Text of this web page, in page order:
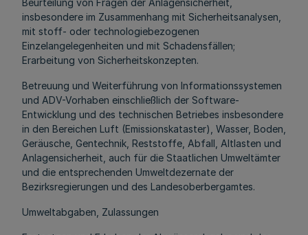
Beurteilung von Fragen der Anlagensicherheit,
insbesondere im Zusammenhang mit Sicherheitsanalysen,
mit stoff- oder technologiebezogenen
Einzelangelegenheiten und mit Schadensfällen;
Erarbeitung von Sicherheitskonzepten.
Betreuung und Weiterführung von Informationssystemen
und ADV-Vorhaben einschließlich der Software-
Entwicklung und des technischen Betriebes insbesondere
in den Bereichen Luft (Emissionskataster), Wasser, Boden,
Geräusche, Gentechnik, Reststoffe, Abfall, Altlasten und
Anlagensicherheit, auch für die Staatlichen Umweltämter
und die entsprechenden Umweltdezernate der
Bezirksregierungen und des Landesoberbergamtes.
Umweltabgaben, Zulassungen